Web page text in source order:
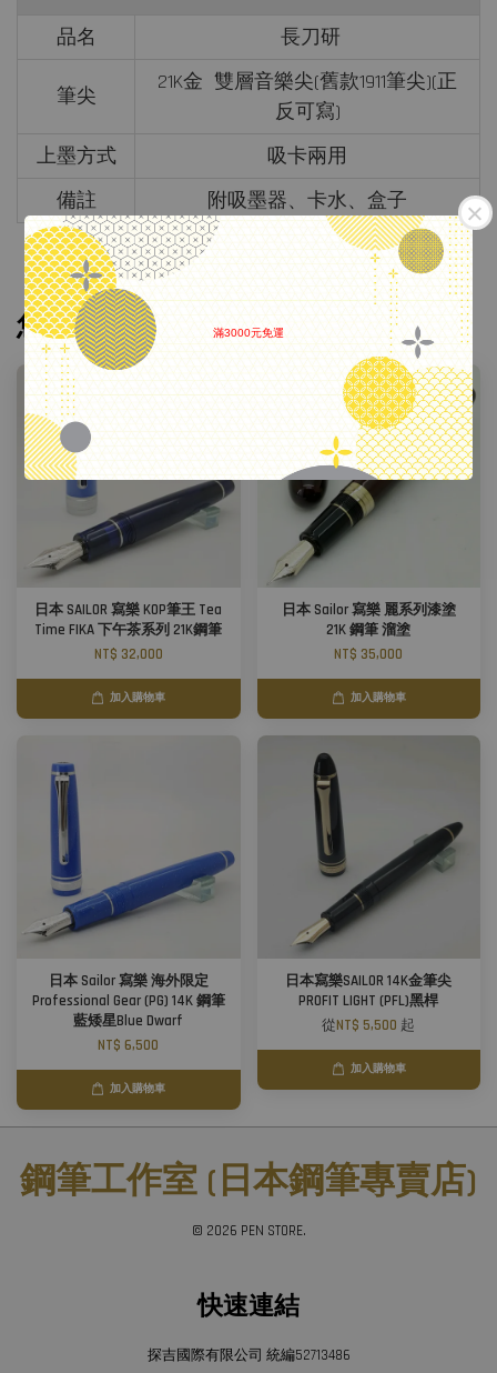
滿3000元免運
品名 長刀研
筆尖
21K金 雙層音樂尖(舊款1911筆尖)(正
反可寫)
上墨方式
吸卡兩用
備註
附吸墨器、卡水、盒子
您可能也喜歡
日本 SAILOR 寫樂 KOP筆王 Tea
Time FIKA 下午茶系列 21K鋼筆
NT$ 32,000
加入購物車
日本 Sailor 寫樂 麗系列漆塗
21K 鋼筆 溜塗
NT$ 35,000
加入購物車
日本 Sailor 寫樂 海外限定
Professional Gear (PG) 14K 鋼筆
藍矮星Blue Dwarf
NT$ 6,500
加入購物車
日本寫樂SAILOR 14K金筆尖
PROFIT LIGHT (PFL)黑桿
從NT$ 5,500 起
加入購物車
鋼筆工作室 (日本鋼筆專賣店)
© 2026 PEN STORE.
快速連結
探吉國際有限公司 統編52713486